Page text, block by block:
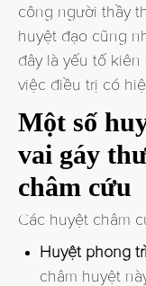
công người thầy
huyệt đạo cũng
đây là yếu tố
việc điều trị có
Một số
vai gáy
châm cứu
Các huyệt châm
Huyệt phong
châm huyệt